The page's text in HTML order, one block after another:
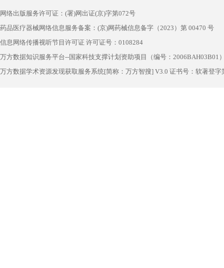
网络出版服务许可证：(署)网出证(京)字第072号
药品医疗器械网络信息服务备案：(京)网药械信息备字（2023）第 00470 号
信息网络传播视听节目许可证 许可证号：0108284
万方数据知识服务平台--国家科技支撑计划资助项目（编号：2006BAH03B01
万方数据学术资源发现获取服务系统[简称：万方智搜] V3.0 证书号：软著登字